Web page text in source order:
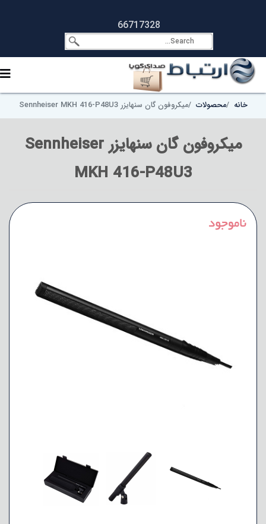
66717328
خانه محصولات میکروفون گان سنهایزر Sennheiser MKH 416-P48U3
میکروفون گان سنهایزر Sennheiser
MKH 416-P48U3